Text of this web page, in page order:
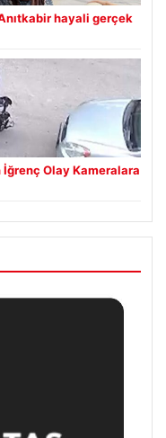
hayali gerçek
İğrenç Olay Kameralara